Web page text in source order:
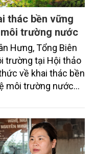
thác bền vững
trường nước
Hưng, Tổng Biên
trường tại Hội thảo
về khai thác bền
môi trường nước
và Môi trường
2026. Hội thảo thu
biểu là lãnh đạo
và Môi trường,